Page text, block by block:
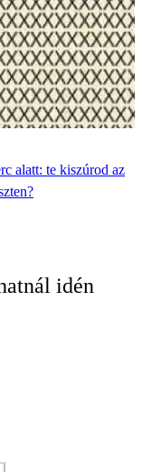
alatt: te kiszúrod az
idén